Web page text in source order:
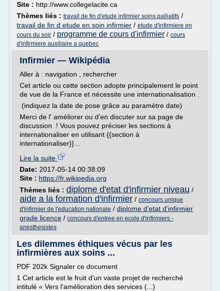
Site : http://www.collegelacite.ca
Thèmes liés : travail de fin d'etude infirmier soins palliatifs /
travail de fin d etude en soin infirmier / etude d'infirmiere en
cours du soir / programme de cours d'infirmier / cours
d'infirmiere auxiliaire a quebec
Infirmier — Wikipédia
Aller à : navigation , rechercher
Cet article ou cette section adopte principalement le point
de vue de la France et nécessite une internationalisation .
(indiquez la date de pose grâce au paramètre date)
Merci de l' améliorer ou d'en discuter sur sa page de
discussion ! Vous pouvez préciser les sections à
internationaliser en utilisant {{section à
internationaliser}}...
Lire la suite
Date: 2017-05-14 00:38:09
Site : https://fr.wikipedia.org
Thèmes liés : diplome d'etat d'infirmier niveau /
aide a la formation d'infirmier / concours unique
d'infirmier de l'education nationale / diplome d'etat d'infirmier
grade licence / concours d'entree en ecole d'infirmiers -
anesthesistes
Les dilemmes éthiques vécus par les
infirmières aux soins ...
PDF 202k Signaler ce document
1 Cet article est le fruit d'un vaste projet de recherché
intitulé « Vers l'amélioration des services (...)